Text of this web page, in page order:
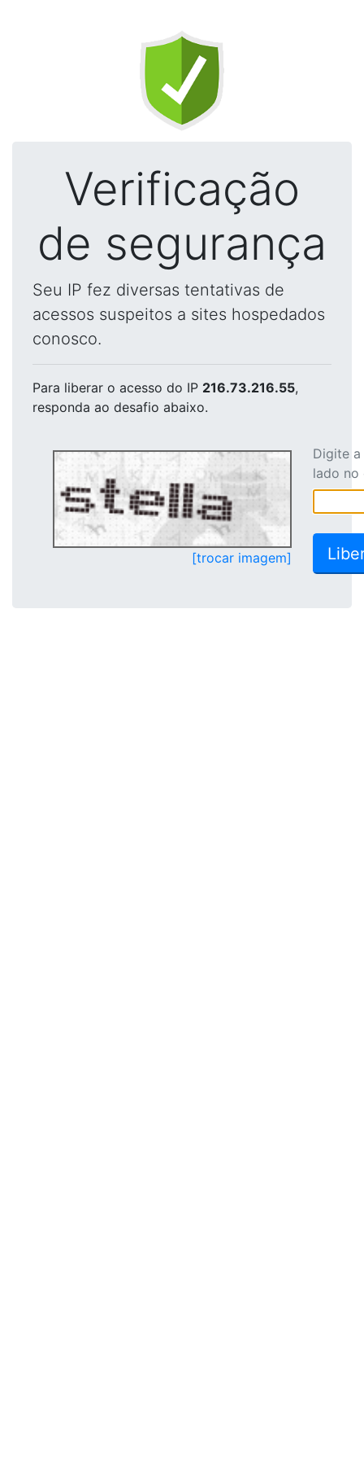
Verificação
de segurança
Seu IP fez diversas tentativas de
acessos suspeitos a sites hospedados
conosco.
Para liberar o acesso do IP 216.73.216.55,
responda ao desafio abaixo.
[trocar imagem]
Digite
lado no